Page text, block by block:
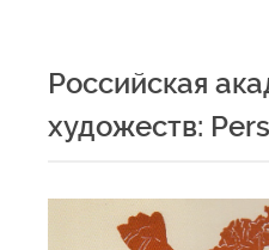
Российская
художеств: